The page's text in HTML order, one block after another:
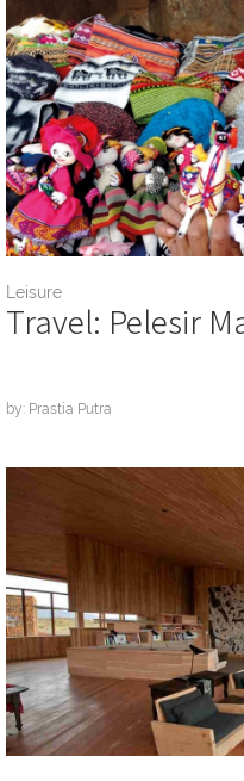
Leisure
Travel: Pelesir
by: Prastia Putra